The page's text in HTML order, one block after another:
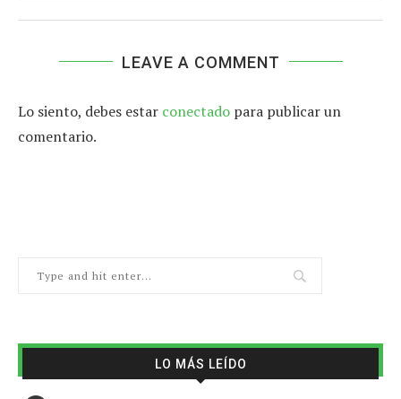
LEAVE A COMMENT
Lo siento, debes estar conectado para publicar un
comentario.
LO MÁS LEÍDO